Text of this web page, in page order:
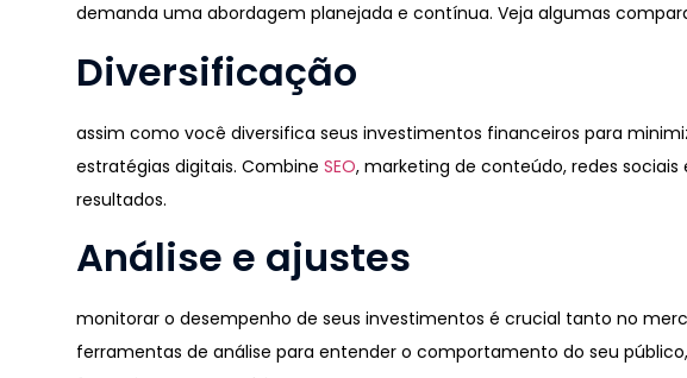
demanda uma abordagem planejada e contínua. Veja algumas
Diversificação
assim como você diversifica seus investimentos financeiros para
estratégias digitais. Combine SEO, marketing de conteúdo, redes
resultados.
Análise e ajustes
monitorar o desempenho de seus investimentos é crucial tanto no
ferramentas de análise para entender o comportamento do seu